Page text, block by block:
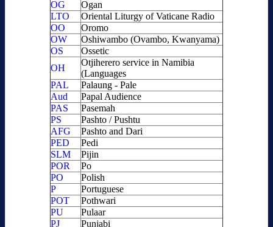
OG
Ogan
LTO
Oriental Liturgy of Vaticane Radio
OO
Oromo
OW
Oshiwambo (Ovambo, Kwanyama)
OS
Ossetic
OH
Otjiherero service in Namibia
(Languages
PAL
Palaung - Pale
Aud
Papal Audience
PAS
Pasemah
PS
Pashto / Pushtu
AFG
Pashto and Dari
PED
Pedi
SLM
Pijin
POR
Po
PO
Polish
P
Portuguese
POT
Pothwari
PU
Pulaar
PJ
Punjabi